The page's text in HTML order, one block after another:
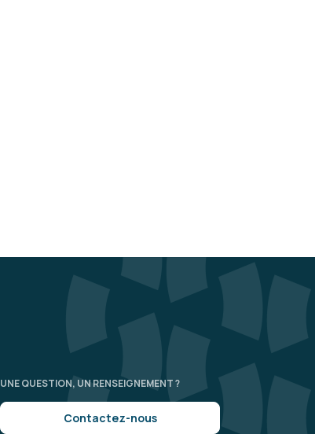
UNE QUESTION, UN RENSEIGNEMENT ?
Contactez-nous